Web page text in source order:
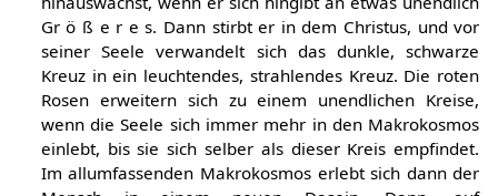
Gr ö ß e r e s. Dann stirbt er in dem Christus, und vor
seiner Seele verwandelt sich das dunkle, schwarze
Kreuz in ein leuchtendes, strahlendes Kreuz. Die roten
Rosen erweitern sich zu einem unendlichen Kreise,
wenn die Seele sich immer mehr in den Makrokosmos
einlebt, bis sie sich selber als dieser Kreis empfindet.
Im allumfassenden Makrokosmos erlebt sich dann der